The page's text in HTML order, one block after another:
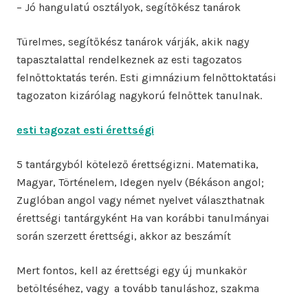
– Jó hangulatú osztályok, segítőkész tanárok
Türelmes, segítőkész tanárok várják, akik nagy
tapasztalattal rendelkeznek az esti tagozatos
felnőttoktatás terén. Esti gimnázium felnőttoktatási
tagozaton kizárólag nagykorú felnőttek tanulnak.
esti tagozat esti érettségi
5 tantárgyból kötelező érettségizni. Matematika,
Magyar, Történelem, Idegen nyelv (Békáson angol;
Zuglóban angol vagy német nyelvet választhatnak
érettségi tantárgyként Ha van korábbi tanulmányai
során szerzett érettségi, akkor az beszámít
Mert fontos, kell az érettségi egy új munkakör
betöltéséhez, vagy a tovább tanuláshoz, szakma